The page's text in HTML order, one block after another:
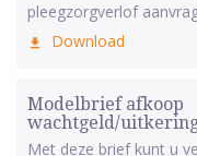
pleegzorgverlof
Download
Modelbrief afkoop
wachtgeld/
Met deze brief kunt u